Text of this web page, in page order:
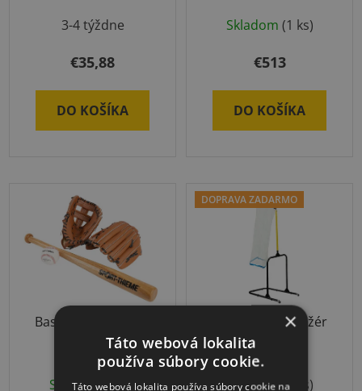
hodnotenie
produktu
5,0
z
3-4 týždne
€35,88
DO KOŠÍKA
Skladom (1 ks)
€513
DO KOŠÍKA
Baseball SET Junior
Skladom(1 ks)
DOPRAVA ZADARMO
Spectrum trenažér
presnosti
Skladom(1 ks)
×
Táto webová lokalita
používa súbory cookie.
Táto webová lokalita používa súbory cookie na